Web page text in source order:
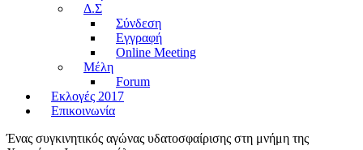
Δ.Σ
Σύνδεση
Εγγραφή
Online Meeting
Μέλη
Forum
Εκλογές 2017
Επικοινωνία
Ένας συγκινητικός αγώνας υδατοσφαίρισης στη μνήμη της